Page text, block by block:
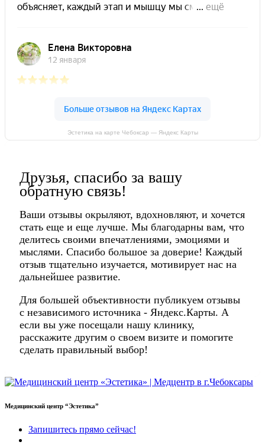
Эстетика на карте Чебоксар — Яндекс Карты
Друзья, спасибо за вашу
обратную связь!
Ваши отзывы окрыляют, вдохновляют, и хочется
стать еще и еще лучше. Мы благодарны вам, что
делитесь своими впечатлениями, эмоциями и
мыслями. Спасибо большое за доверие! Каждый
отзыв тщательно изучается, мотивирует нас на
дальнейшее развитие.
Для большей объективности публикуем отзывы
с независимого источника - Яндекс.Карты. А
если вы уже посещали нашу клинику,
расскажите другим о своем визите и помогите
сделать правильный выбор!
Медицинский центр “Эстетика”
Запишитесь прямо сейчас!